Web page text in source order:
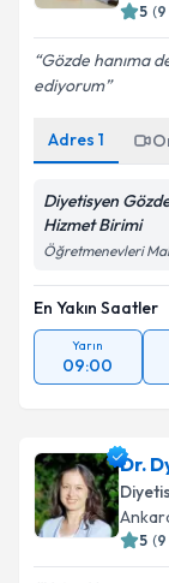
5 (9
Gözde hanıma
ediyorum
Adres 1
Diyetisyen
Hizmet Birimi
Öğretmenevleri
En Yakın Saatler
Yarın
09:00
Dr.
5 (9